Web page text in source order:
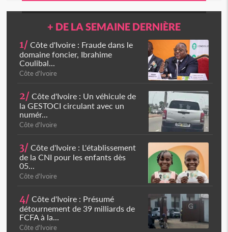
+ DE LA SEMAINE DERNIÈRE
1/ Côte d'Ivoire : Fraude dans le
domaine foncier, Ibrahime
Coulibal...
Côte d'Ivoire
2/ Côte d'Ivoire : Un véhicule de
la GESTOCI circulant avec un
numér...
Côte d'Ivoire
3/ Côte d'Ivoire : L'établissement
de la CNI pour les enfants dès
05...
Côte d'Ivoire
4/ Côte d'Ivoire : Présumé
détournement de 39 milliards de
FCFA à la...
Côte d'Ivoire